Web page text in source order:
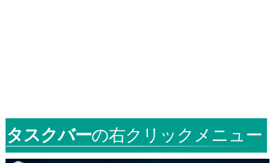
タスクバーの右クリックメニュー